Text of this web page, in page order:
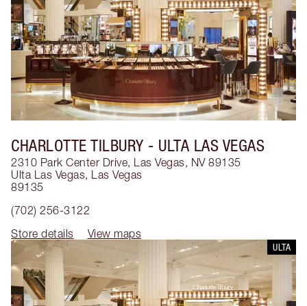
CHARLOTTE TILBURY - ULTA LAS VEGAS
2310 Park Center Drive, Las Vegas, NV 89135
Ulta Las Vegas, Las Vegas
89135
(702) 256-3122
Store details
View maps
ULTA